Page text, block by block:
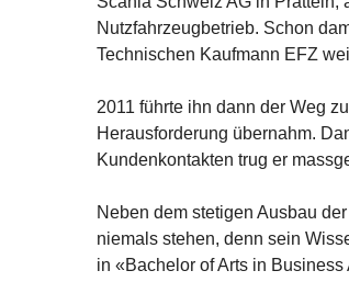
Nutzfahrzeugbetrieb. Schon
Technischen Kaufmann EFZ
2011 führte ihn dann der Weg
Herausforderung übernahm.
Kundenkontakten trug er
Neben dem stetigen Ausbau
niemals stehen, denn sein
in «Bachelor of Arts in